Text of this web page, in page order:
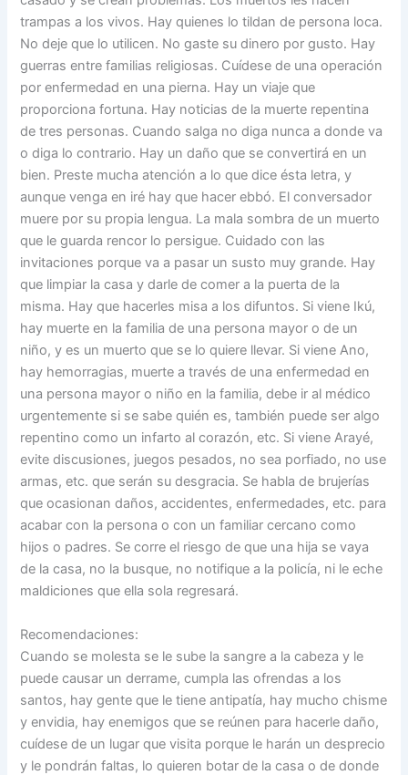
trampas a los vivos. Hay quienes lo tildan de persona loca.
No deje que lo utilicen. No gaste su dinero por gusto. Hay
guerras entre familias religiosas. Cuídese de una operación
por enfermedad en una pierna. Hay un viaje que
proporciona fortuna. Hay noticias de la muerte repentina
de tres personas. Cuando salga no diga nunca a donde va
o diga lo contrario. Hay un daño que se convertirá en un
bien. Preste mucha atención a lo que dice ésta letra, y
aunque venga en iré hay que hacer ebbó. El conversador
muere por su propia lengua. La mala sombra de un muerto
que le guarda rencor lo persigue. Cuidado con las
invitaciones porque va a pasar un susto muy grande. Hay
que limpiar la casa y darle de comer a la puerta de la
misma. Hay que hacerles misa a los difuntos. Si viene Ikú,
hay muerte en la familia de una persona mayor o de un
niño, y es un muerto que se lo quiere llevar. Si viene Ano,
hay hemorragias, muerte a través de una enfermedad en
una persona mayor o niño en la familia, debe ir al médico
urgentemente si se sabe quién es, también puede ser algo
repentino como un infarto al corazón, etc. Si viene Arayé,
evite discusiones, juegos pesados, no sea porfiado, no use
armas, etc. que serán su desgracia. Se habla de brujerías
que ocasionan daños, accidentes, enfermedades, etc. para
acabar con la persona o con un familiar cercano como
hijos o padres. Se corre el riesgo de que una hija se vaya
de la casa, no la busque, no notifique a la policía, ni le eche
maldiciones que ella sola regresará.
Recomendaciones:
Cuando se molesta se le sube la sangre a la cabeza y le
puede causar un derrame, cumpla las ofrendas a los
santos, hay gente que le tiene antipatía, hay mucho chisme
y envidia, hay enemigos que se reúnen para hacerle daño,
cuídese de un lugar que visita porque le harán un desprecio
y le pondrán faltas, lo quieren botar de la casa o de donde